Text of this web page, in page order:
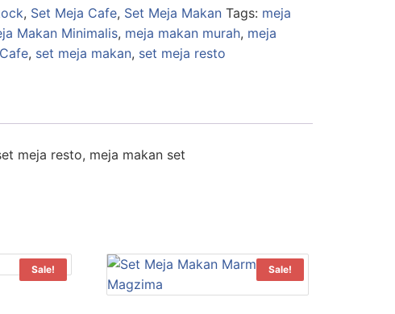
, Set Meja Cafe, Set Meja Makan Tags: meja
Makan Minimalis, meja makan murah, meja
, set meja makan, set meja resto
meja resto, meja makan set
Sale! Sale!